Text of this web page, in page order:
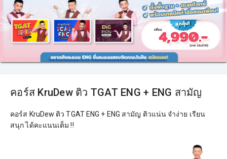
คอร์ส KruDew ติว TGAT ENG + ENG สามัญ
คอร์ส KruDew ติว TGAT ENG + ENG สามัญ ติวแน่น จำง่าย เรียน
สนุก ได้คะแนนเต็ม !!